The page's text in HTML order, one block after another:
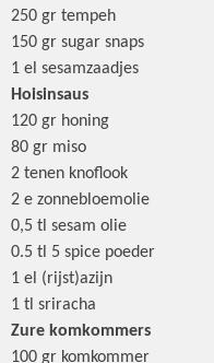
250 gr tempeh
150 gr sugar snaps
1 el sesamzaadjes
Hoisinsaus
120 gr honing
80 gr miso
2 tenen knoflook
2 e zonnebloemolie
0,5 tl sesam olie
0.5 tl 5 spice poeder
1 el (rijst)azijn
1 tl sriracha
Zure komkommers
100 gr komkommer